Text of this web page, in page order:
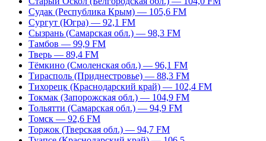
Судак (Республика Крым) — 105,6 FM
Сургут (Югра) — 92,1 FM
Сызрань (Самарская обл.) — 98,3 FM
Тамбов — 99,9 FM
Тверь — 89,4 FM
Тёмкино (Смоленская обл.) — 96,1 FM
Тирасполь (Приднестровье) — 88,3 FM
Тихорецк (Краснодарский край) — 102,4 FM
Токмак (Запорожская обл.) — 104,9 FM
Тольятти (Самарская обл.) — 94,9 FM
Томск — 92,6 FM
Торжок (Тверская обл.) — 94,7 FM